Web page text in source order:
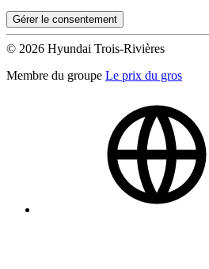
Gérer le consentement
© 2026 Hyundai Trois-Rivières
Membre du groupe Le prix du gros